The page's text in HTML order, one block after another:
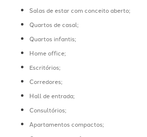
Salas de estar com conceito aberto;
Quartos de casal;
Quartos infantis;
Home office;
Escritórios;
Corredores;
Hall de entrada;
Consultórios;
Apartamentos compactos;